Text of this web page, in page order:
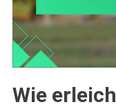
Wie